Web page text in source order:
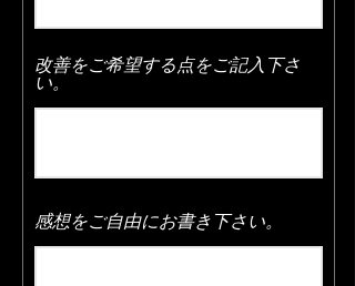
改善をご希望する点をご記入下さ
い。
感想をご自由にお書き下さい。